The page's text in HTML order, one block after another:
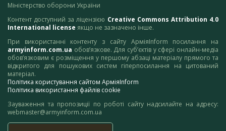
Міністерство оборони України
Контент доступний за ліцензією Creative Commons Attribution 4.0
International license якщо не зазначено інше.
При використанні контенту з сайту АрміяInform посилання на
armyinform.com.ua обов’язкове. Для суб’єктів у сфері онлайн-медіа
обов’язковим є розміщення у першому абзаці матеріалу прямого та
відкритого для пошукових систем гіперпосилання на цитований
матеріал.
Політика користування сайтом АрміяInform
Політика використання файлів cookie
Зауваження та пропозиції по роботі сайту надсилайте на адресу:
webmaster@armyinform.com.ua